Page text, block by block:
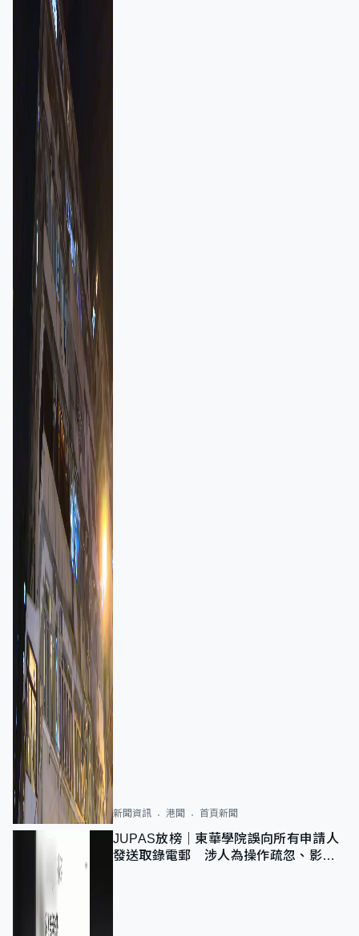
新聞資訊 港聞 首頁新聞
JUPAS放榜｜東華學院誤向所有申請人
發送取錄電郵 涉人為操作疏忽、影響